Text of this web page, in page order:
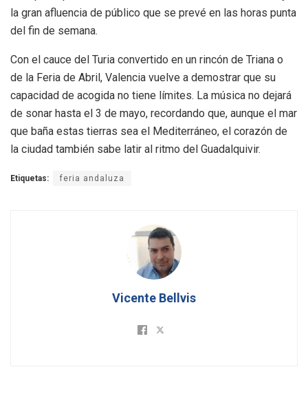
la gran afluencia de público que se prevé en las horas punta
del fin de semana.
Con el cauce del Turia convertido en un rincón de Triana o
de la Feria de Abril, Valencia vuelve a demostrar que su
capacidad de acogida no tiene límites. La música no dejará
de sonar hasta el 3 de mayo, recordando que, aunque el mar
que baña estas tierras sea el Mediterráneo, el corazón de
la ciudad también sabe latir al ritmo del Guadalquivir.
Etiquetas: feria andaluza
Vicente Bellvis